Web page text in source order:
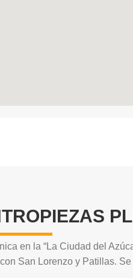
en la “La Ciudad del
San Lorenzo y Patillas.